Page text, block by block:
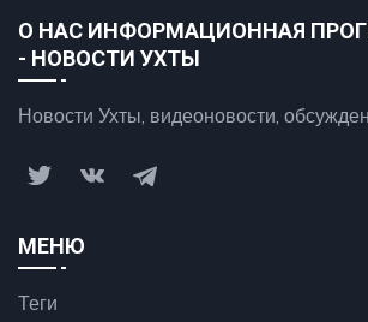
О НАС ИНФОРМАЦИОННАЯ
- НОВОСТИ УХТЫ
Новости Ухты, видеоновости,
МЕНЮ
Теги